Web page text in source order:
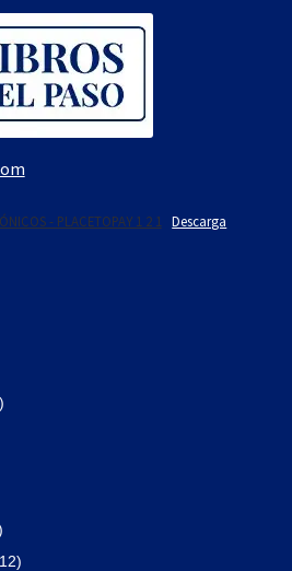
- PLACETOPAY 1 2 1 Descarga